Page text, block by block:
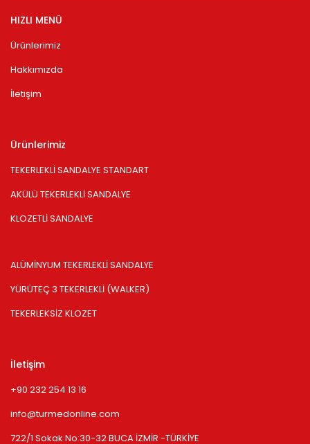
HIZLI MENÜ
Ürünlerimiz
Hakkımızda
İletişim
Ürünlerimiz
TEKERLEKLİ SANDALYE STANDART
AKÜLÜ TEKERLEKLİ SANDALYE
KLOZETLİ SANDALYE
ALÜMİNYUM TEKERLEKLİ SANDALYE
YÜRÜTEÇ 3 TEKERLEKLİ (WALKER)
TEKERLEKSİZ KLOZET
İletişim
+90 232 254 13 16
info@turmedonline.com
722/1 Sokak No:30-32 BUCA İZMİR -TÜRKİYE